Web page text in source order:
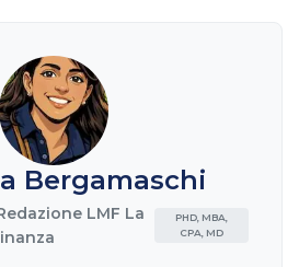
Bergamaschi
LMF La
PHD, MBA,
CPA, MD